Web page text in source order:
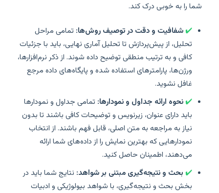
شما را به خوبی درک کند.
✔️شفافیت و دقت در توصیف روش‌ها: تمامی مراحل
تحلیل، از پیش‌پردازش تا تحلیل آماری نهایی، باید با جزئیات
کافی و به ترتیب منطقی توضیح داده شوند. از ذکر نرم‌افزارها،
ورژن‌ها، پارامترهای استفاده شده و پایگاه‌های داده مرجع
غافل نشوید.
✔️نحوه ارائه جداول و نمودارها: تمامی جداول و نمودارها
باید دارای عنوان، زیرنویس و توضیحات کافی باشند تا بدون
نیاز به مراجعه به متن اصلی، قابل فهم باشند. از انتخاب
نمودارهایی که بهترین نمایش را از داده‌های شما ارائه
می‌دهند، اطمینان حاصل کنید.
✔️ بحث و نتیجه‌گیری مبتنی بر شواهد: نتایج شما باید در
بخش بحث و نتیجه‌گیری، با شواهد بیولوژیکی و ادبیات